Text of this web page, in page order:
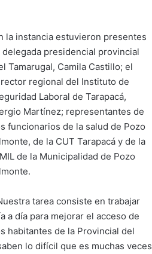
la instancia estuvieron presentes
delegada presidencial provincial
Tamarugal, Camila Castillo; el
regional del Instituto de
Laboral de Tarapacá,
Martínez; representantes de
funcionarios de la salud de Pozo
de la CUT Tarapacá y de la
de la Municipalidad de Pozo
tarea consiste en trabajar
a día para mejorar el acceso de
habitantes de la Provincial del
lo difícil que es muchas veces